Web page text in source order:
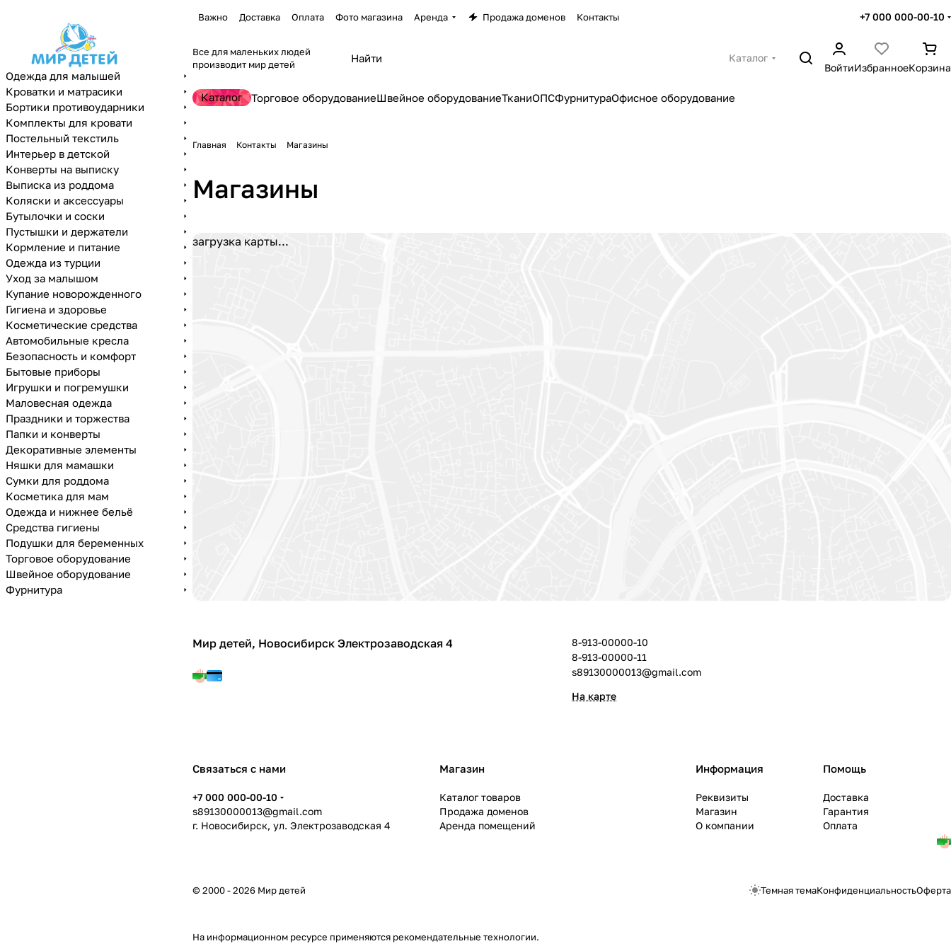
Важно Доставка Оплата Фото магазина Аренда Продажа доменов Контакты +7 000 000-00-10
Все для маленьких людей
производит мир детей
Каталог
ВойтиИзбранноеКорзина
Каталог Торговое оборудованиеШвейное оборудованиеТканиОПСФурнитураОфисное оборудование
Главная Контакты Магазины
Магазины
загрузка карты...
Мир детей, Новосибирск Электрозаводская 4
8-913-00000-10
8-913-00000-11
s89130000013@gmail.com
На карте
Связаться с нами
+7 000 000-00-10
s89130000013@gmail.com
г. Новосибирск, ул. Электрозаводская 4
Магазин
Каталог товаров
Продажа доменов
Аренда помещений
Информация
Реквизиты
Магазин
О компании
Помощь
Доставка
Гарантия
Оплата
© 2000 - 2026 Мир детей Темная темаКонфиденциальностьОферта
На информационном ресурсе применяются рекомендательные технологии.
Одежда для малышей
Кроватки и матрасики
Бортики противоударники
Комплекты для кровати
Постельный текстиль
Интерьер в детской
Конверты на выписку
Выписка из роддома
Коляски и аксессуары
Бутылочки и соски
Пустышки и держатели
Кормление и питание
Одежда из турции
Уход за малышом
Купание новорожденного
Гигиена и здоровье
Косметические средства
Автомобильные кресла
Безопасность и комфорт
Бытовые приборы
Игрушки и погремушки
Маловесная одежда
Праздники и торжества
Папки и конверты
Декоративные элементы
Няшки для мамашки
Сумки для роддома
Косметика для мам
Одежда и нижнее бельё
Средства гигиены
Подушки для беременных
Торговое оборудование
Швейное оборудование
Фурнитура